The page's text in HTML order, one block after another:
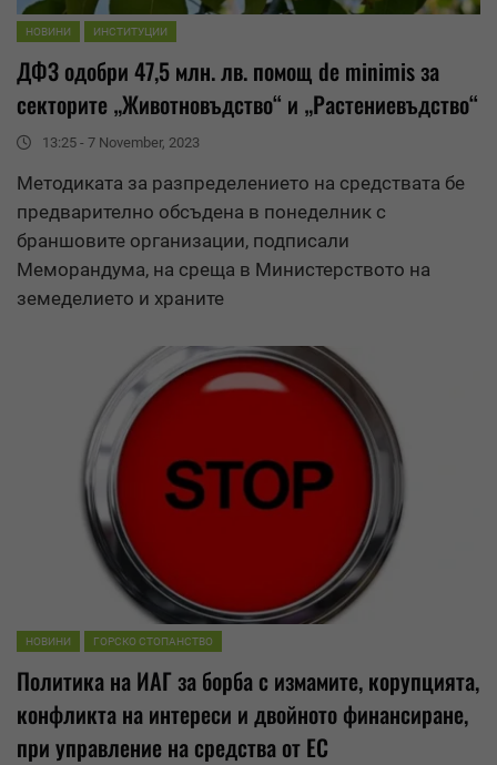
НОВИНИ ИНСТИТУЦИИ
ДФЗ одобри 47,5 млн. лв. помощ de minimis за
секторите „Животновъдство“ и „Растениевъдство“
13:25 - 7 November, 2023
Методиката за разпределението на средствата бе
предварително обсъдена в понеделник с
браншовите организации, подписали
Меморандума, на среща в Министерството на
земеделието и храните
НОВИНИ ГОРСКО СТОПАНСТВО
Политика на ИАГ за борба с измамите, корупцията,
конфликта на интереси и двойното финансиране,
при управление на средства от ЕС